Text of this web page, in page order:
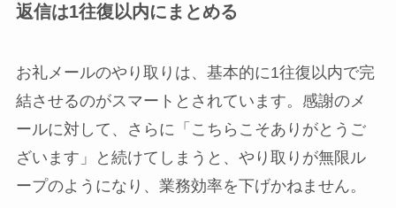
返信は1往復以内にまとめる
お礼メールのやり取りは、基本的に1往復以内で完
結させるのがスマートとされています。感謝のメ
ールに対して、さらに「こちらこそありがとうご
ざいます」と続けてしまうと、やり取りが無限ル
ープのようになり、業務効率を下げかねません。